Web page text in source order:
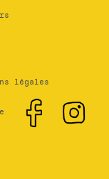
légales